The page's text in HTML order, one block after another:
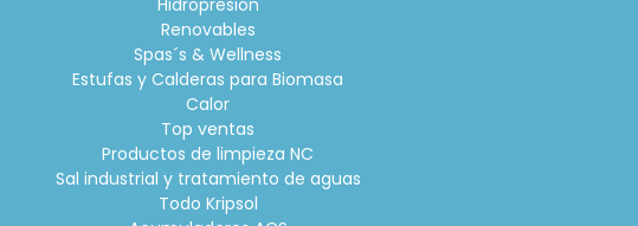
Hidropresión
Renovables
Spas´s & Wellness
Estufas y Calderas para Biomasa
Calor
Top ventas
Productos de limpieza NC
Sal industrial y tratamiento de aguas
Todo Kripsol